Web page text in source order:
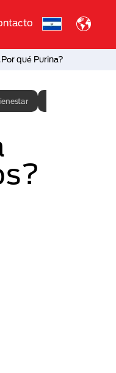
qué Purina?